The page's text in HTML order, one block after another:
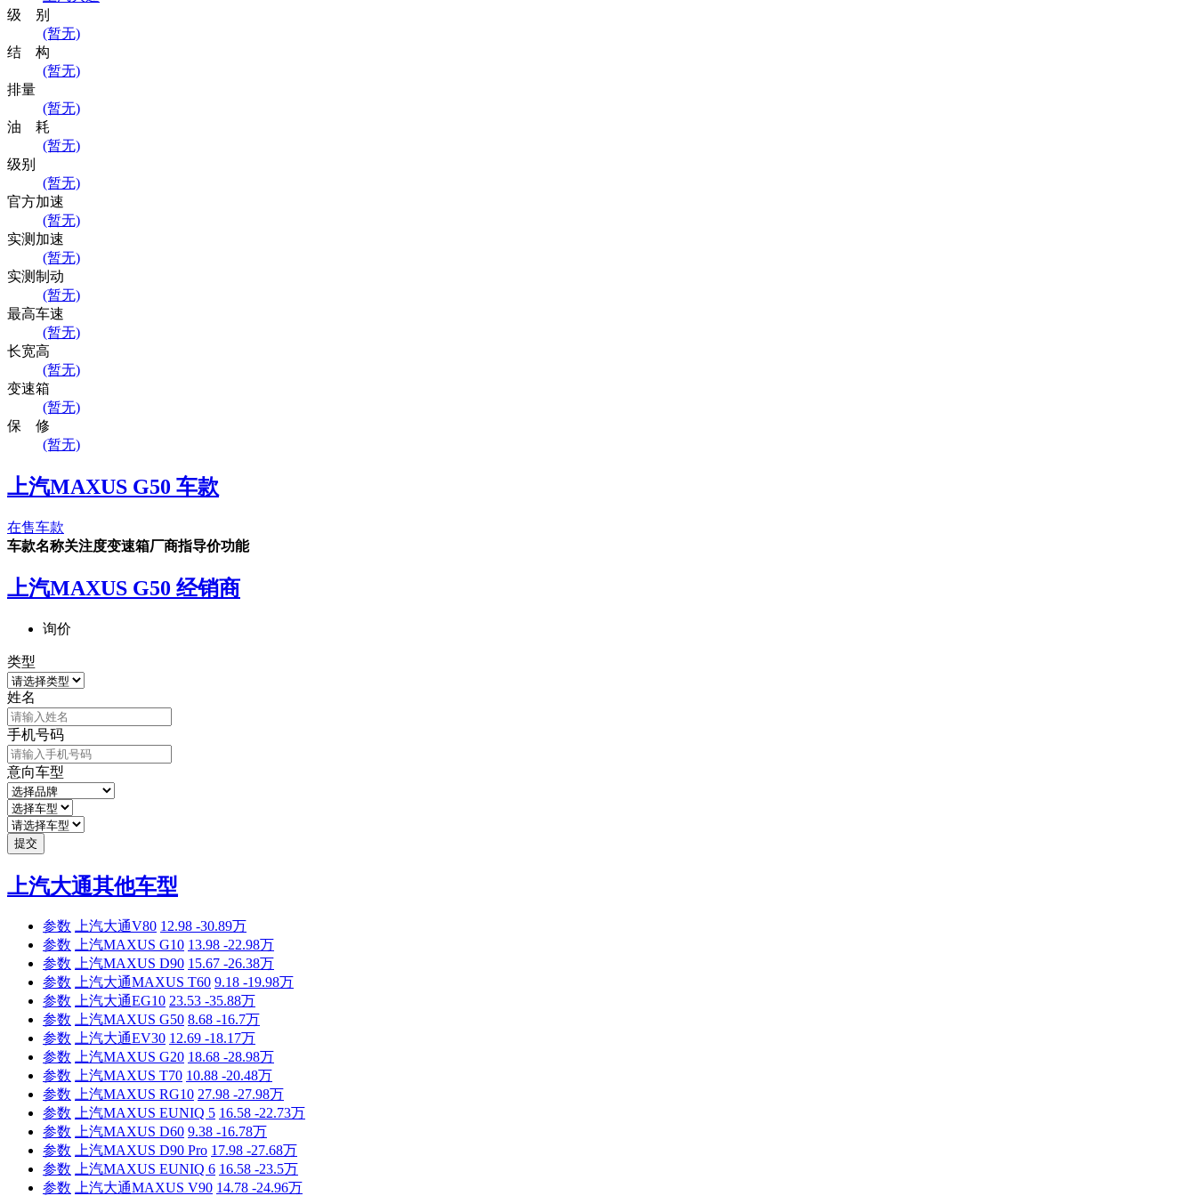
级 别
(暂无)
结 构
(暂无)
排量
(暂无)
油 耗
(暂无)
级别
(暂无)
官方加速
(暂无)
实测加速
(暂无)
实测制动
(暂无)
最高车速
(暂无)
长宽高
(暂无)
变速箱
(暂无)
保 修
(暂无)
上汽MAXUS G50 车款
在售车款
车款名称关注度变速箱厂商指导价功能
上汽MAXUS G50 经销商
询价
类型
姓名
手机号码
意向车型
提交
上汽大通其他车型
参数 上汽大通V80 12.98 -30.89万
参数 上汽MAXUS G10 13.98 -22.98万
参数 上汽MAXUS D90 15.67 -26.38万
参数 上汽大通MAXUS T60 9.18 -19.98万
参数 上汽大通EG10 23.53 -35.88万
参数 上汽MAXUS G50 8.68 -16.7万
参数 上汽大通EV30 12.69 -18.17万
参数 上汽MAXUS G20 18.68 -28.98万
参数 上汽MAXUS T70 10.88 -20.48万
参数 上汽MAXUS RG10 27.98 -27.98万
参数 上汽MAXUS EUNIQ 5 16.58 -22.73万
参数 上汽MAXUS D60 9.38 -16.78万
参数 上汽MAXUS D90 Pro 17.98 -27.68万
参数 上汽MAXUS EUNIQ 6 16.58 -23.5万
参数 上汽大通MAXUS V90 14.78 -24.96万